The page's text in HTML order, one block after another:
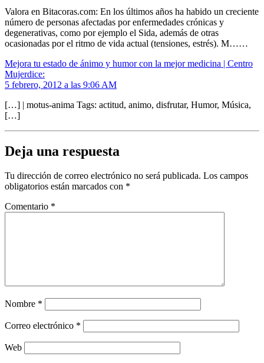
Valora en Bitacoras.com: En los últimos años ha habido un creciente
número de personas afectadas por enfermedades crónicas y
degenerativas, como por ejemplo el Sida, además de otras
ocasionadas por el ritmo de vida actual (tensiones, estrés). M……
Mejora tu estado de ánimo y humor con la mejor medicina | Centro
Mujerdice:
5 febrero, 2012 a las 9:06 AM
[…] | motus-anima Tags: actitud, animo, disfrutar, Humor, Música,
[…]
Deja una respuesta
Tu dirección de correo electrónico no será publicada. Los campos
obligatorios están marcados con *
Comentario *
Nombre *
Correo electrónico *
Web